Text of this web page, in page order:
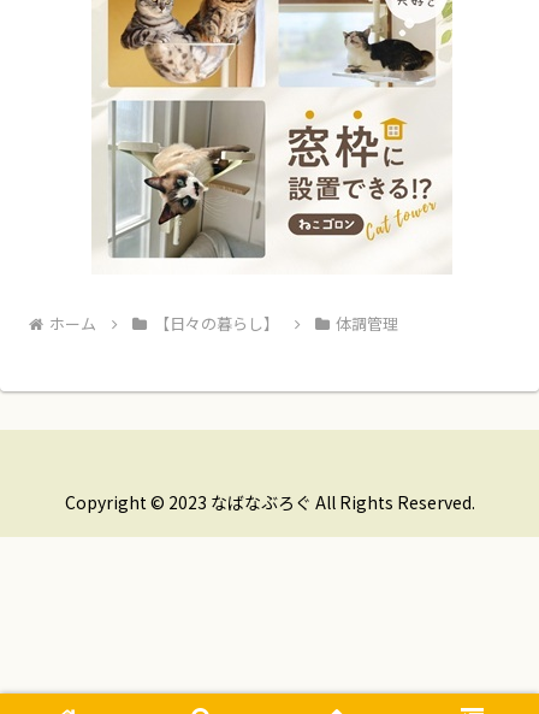
ホーム 【日々の暮らし】 体調管理
Copyright © 2023 なばなぶろぐ All Rights Reserved.